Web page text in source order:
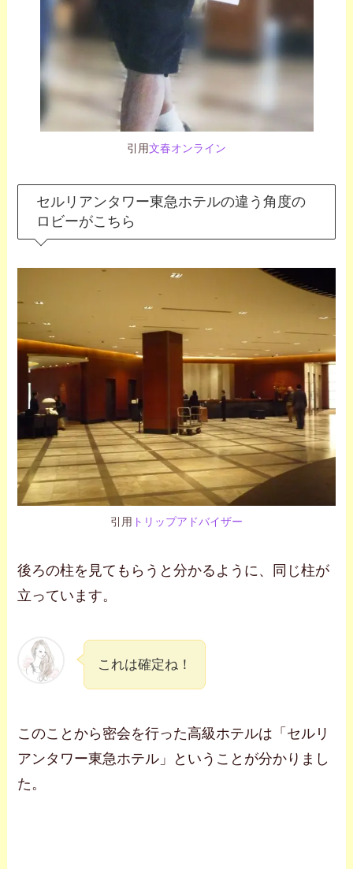
引用文春オンライン
セルリアンタワー東急ホテルの違う角度の
ロビーがこちら
引用 トリップアドバイザー
後ろの柱を見てもらうと分かるように、同じ柱が
立っています。
これは確定ね！
このことから密会を行った高級ホテルは「セルリ
アンタワー東急ホテル」ということが分かりまし
た。